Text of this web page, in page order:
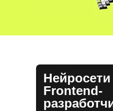
Нейросети
Frontend-